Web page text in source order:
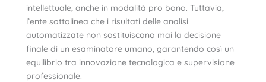
intellettuale, anche in modalità pro bono. Tuttavia,
l’ente sottolinea che i risultati delle analisi
automatizzate non sostituiscono mai la decisione
finale di un esaminatore umano, garantendo così un
equilibrio tra innovazione tecnologica e supervisione
professionale.